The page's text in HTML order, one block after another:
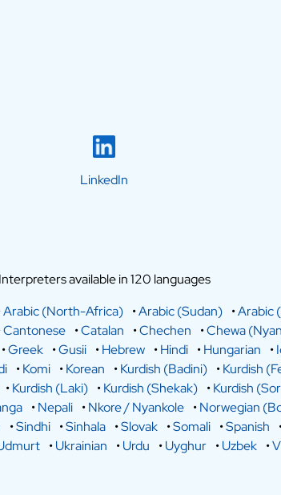
LinkedIn
Interpreters available in 120 languages
Arabic (North-Africa) •Arabic (Sudan) •Arabic
Cantonese •Catalan •Chechen •Chewa
•Greek •Gusii •Hebrew •Hindi •Hungarian •
•Komi •Korean •Kurdish (Badini) •Kurdish
•Kurdish (Laki) •Kurdish (Shekak) •Kurdish
•Nepali •Nkore / Nyankole •Norwegian
•Sindhi •Sinhala •Slovak •Somali •Spanish
•Ukrainian •Urdu •Uyghur •Uzbek •